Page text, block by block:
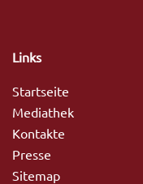
Links
Startseite
Mediathek
Kontakte
Presse
Sitemap